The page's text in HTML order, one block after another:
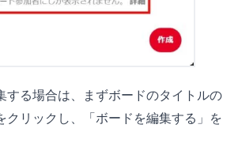
する場合は、まずボードのタイトルの
クリックし、「ボードを編集する」を